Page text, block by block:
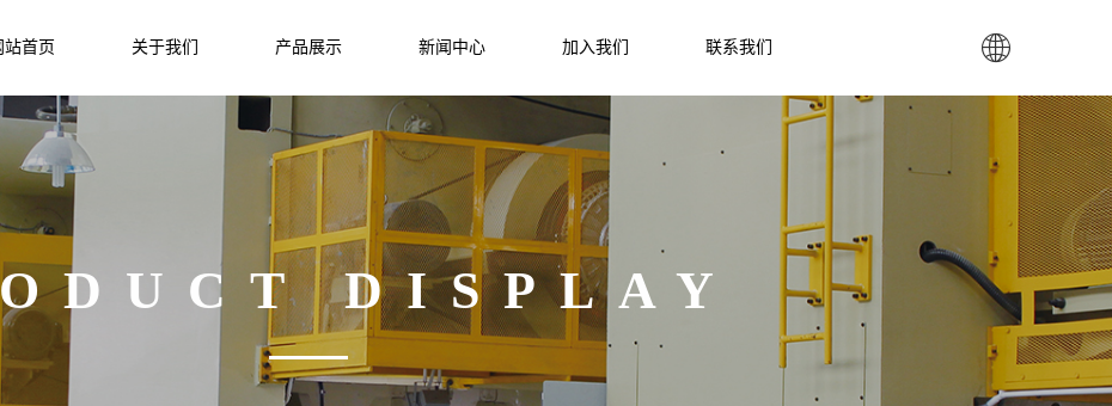
站首页 关于我们 产品展示 新闻中心 加入我们 联系我们 
DISPLAY